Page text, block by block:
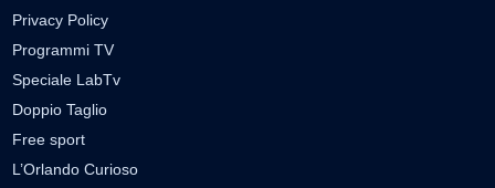
Privacy Policy
Programmi TV
Speciale LabTv
Doppio Taglio
Free sport
L’Orlando Curioso